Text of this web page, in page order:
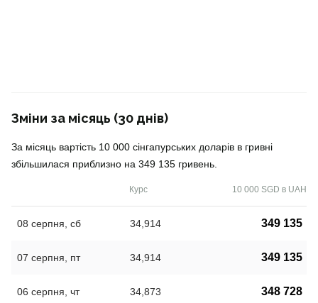
Зміни за місяць (30 днів)
За місяць вартість 10 000 сінгапурських доларів в гривні
збільшилася приблизно на 349 135 гривень.
Курс 10 000 SGD в UAH
08 серпня, сб 34,914 349 135
07 серпня, пт 34,914 349 135
06 серпня, чт 34,873 348 728